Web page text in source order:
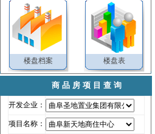
楼盘档案 楼盘表
商品房项目查询
开发企业：
项目名称：